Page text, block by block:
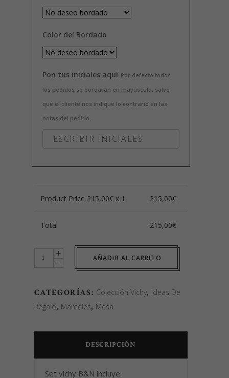
Color del Bordado
Pon tus iniciales aquí Por defecto todos
los pedidos se bordarán en mayúscula, salvo
que el cliente nos indique lo contrario en las
notas del pedido.
Product Price 215,00€ x 1 215,00€
Total 215,00€
Set
quantity
AÑADIR AL CARRITO
CATEGORÍAS: Colección Vichy, Ideas De
Regalo, Manteles, Mesa
DESCRIPCIÓN
Set vichy B&N incluye: